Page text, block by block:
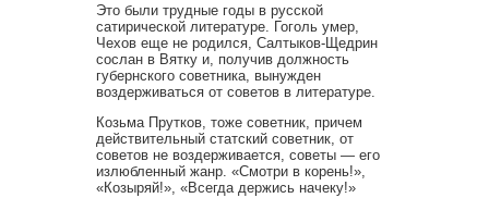
Это были трудные годы в русской
сатирической литературе. Гоголь умер,
Чехов еще не родился, Салтыков-Щедрин
сослан в Вятку и, получив должность
губернского советника, вынужден
воздерживаться от советов в литературе.
Козьма Прутков, тоже советник, причем
действительный статский советник, от
советов не воздерживается, советы — его
излюбленный жанр. «Смотри в корень!»,
«Козыряй!», «Всегда держись начеку!»